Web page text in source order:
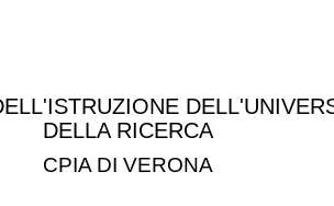
DELLA RICERCA
CPIA DI VERONA